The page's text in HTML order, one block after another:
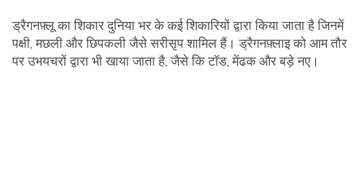
ड्रैगनफ़्लू का शिकार दुनिया भर के कई शिकारियों द्वारा किया जाता है जिनमें
पक्षी, मछली और छिपकली जैसे सरीसृप शामिल हैं। ड्रैगनफ़्लाइ को आम तौर
पर उभयचरों द्वारा भी खाया जाता है, जैसे कि टॉड, मेंढक और बड़े नए।